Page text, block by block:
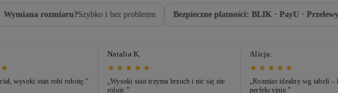
rozmiaru?Szybko i bez problemu Bezpieczne płatności: BLIK · PayU · Przelewy24
trzyma brzuch i nic się nie
Alicja.
★★★★★
„Rozmiar idealny wg tabeli – leżą
perfekcyjnie.”
Karolina P.
★★★★ ★
„Materiał super, a wysyłka
następnego dnia.”